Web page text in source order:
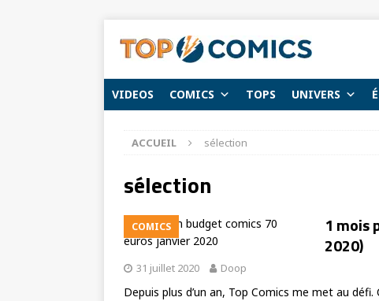
VIDEOS COMICS TOPS UNIVERS
ACCUEIL sélection
sélection
COMICS
1 mois
2020)
31 juillet 2020 Doop
Depuis plus d’un an, Top Comics me met au